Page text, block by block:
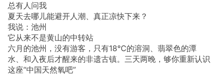
总有人问我
夏天去哪儿能避开人潮、真正凉快下来？
我说：池州
它从来不是黄山的中转站
六月的池州，没有游客，只有18℃的溶洞、翡翠色的潭
水、和入夜后才醒来的非遗古镇。三天两晚，够你重新认识
这座“中国天然氧吧”